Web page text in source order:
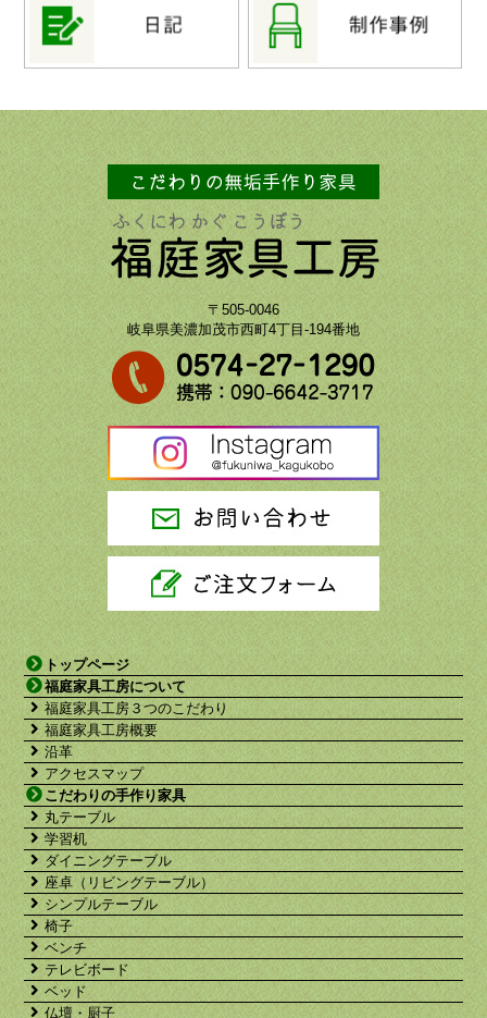
〒505-0046
岐阜県美濃加茂市西町4丁目-194番地
トップページ
福庭家具工房について
福庭家具工房３つのこだわり
福庭家具工房概要
沿革
アクセスマップ
こだわりの手作り家具
丸テーブル
学習机
ダイニングテーブル
座卓（リビングテーブル）
シンプルテーブル
椅子
ベンチ
テレビボード
ベッド
仏壇・厨子